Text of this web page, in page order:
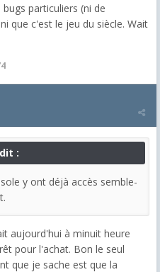
particuliers (ni de
que c'est le jeu du siècle. Wait
:
y ont déjà accès semble-
aujourd'hui à minuit heure
pour l'achat. Bon le seul
que je sache est que la